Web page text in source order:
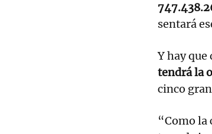
sentará
Y hay que
tendrá la
cinco
“Como la